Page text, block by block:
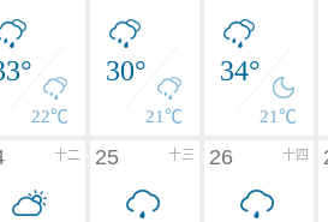
22℃
30°
21℃
34°
21℃
十二 十三
25 十四
26